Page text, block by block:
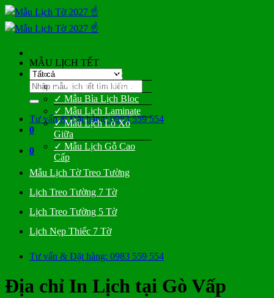
Bỏ
qua
nội
Tìm
kiếm:
Tư vấn & Đặt hàng: 0983 559 554
0
0
MẪU LỊCH TẾT
✓ Mẫu Lịch Bloc
✓ Mẫu Lịch Để Bàn
✓ Mẫu Bìa Lịch Bloc
✓ Mẫu Lịch Laminate
✓ Mẫu Lịch Lò Xo
Giữa
✓ Mẫu Lịch Gỗ Cao
Cấp
Mẫu Lịch Tờ Treo Tường
Lịch Treo Tường 7 Tờ
Lịch Treo Tường 5 Tờ
Lịch Nẹp Thiếc 7 Tờ
Tư vấn & Đặt hàng: 0983 559 554
Địa chỉ In Lịch tại Gò Vấp